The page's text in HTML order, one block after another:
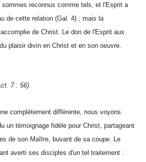
sommes reconnus comme tels, et l'Esprit a
de cette relation (Gal. 4) ; mais la
de Christ. Le don de l'Esprit aux
plaisir divin en Christ et en son oeuvre.
7 : 56)
différente, nous voyons
un témoignage fidèle pour Christ, partageant
de son Maître, buvant de sa coupe. Le
averti ses disciples d'un tel traitement :